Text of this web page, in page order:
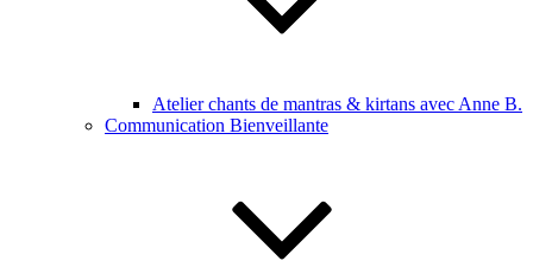
Atelier chants de mantras & kirtans avec Anne B.
Communication Bienveillante